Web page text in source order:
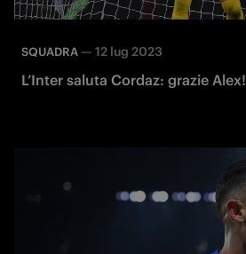
SQUADRA — 12 lug 2023
L’Inter saluta Cordaz: grazie Alex!